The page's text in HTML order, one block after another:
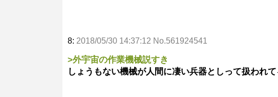
8: 2018/05/30 14:37:12 No.561924541
>外宇宙の作業機械説すき
しょうもない機械が人間に凄い兵器としって扱われ